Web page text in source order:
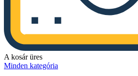
A kosár üres
Minden kategória